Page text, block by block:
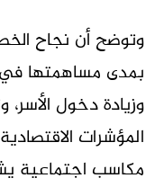
وتوضح أن نجاح
بمدى مساهمتها
وزيادة دخول الأسر،
المؤشرات
مكاسب اجتماعية